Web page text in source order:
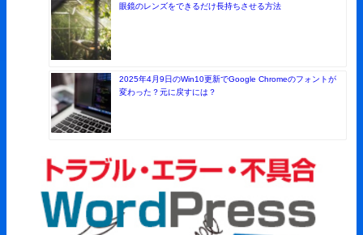
眼鏡のレンズをできるだけ長持ちさせる方法
2025年4月9日のWin10更新でGoogle Chromeのフォントが
変わった？元に戻すには？